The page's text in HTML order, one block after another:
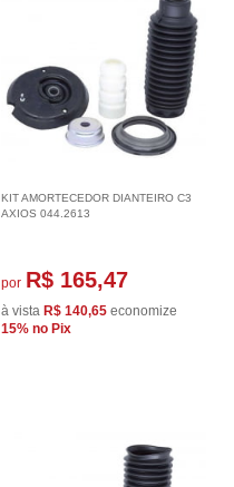
KIT AMORTECEDOR DIANTEIRO C3
AXIOS 044.2613
por R$ 165,47
à vista R$ 140,65 economize
15% no Pix